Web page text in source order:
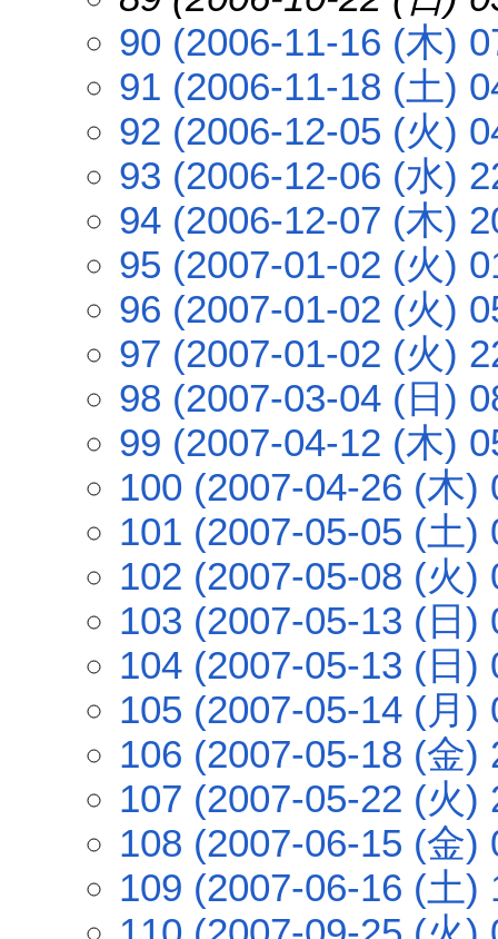
90 (2006-11-16 (木)
91 (2006-11-18 (土)
92 (2006-12-05 (火)
93 (2006-12-06 (水)
94 (2006-12-07 (木)
95 (2007-01-02 (火)
96 (2007-01-02 (火)
97 (2007-01-02 (火)
98 (2007-03-04 (日)
99 (2007-04-12 (木)
100 (2007-04-26 (木)
101 (2007-05-05 (土)
102 (2007-05-08 (火)
103 (2007-05-13 (日)
104 (2007-05-13 (日)
105 (2007-05-14 (月)
106 (2007-05-18 (金)
107 (2007-05-22 (火)
108 (2007-06-15 (金)
109 (2007-06-16 (土)